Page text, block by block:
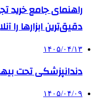
راهنمای جامع خرید
دقیق‌ترین ابزارها را
۱۴۰۵/۰۴/۱۳
دندانپزشکی تحت
۱۴۰۵/۰۴/۰۹